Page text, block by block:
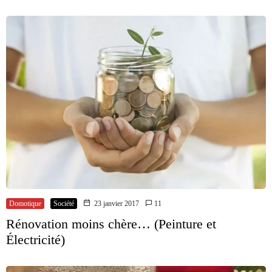
Domotique Société 23 janvier 2017 11
Rénovation moins chère… (Peinture et
Électricité)